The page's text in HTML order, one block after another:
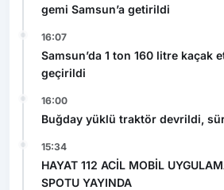
gemi Samsun’a getirildi
16:07
Samsun’da 1 ton 160 litre kaçak
geçirildi
16:00
Buğday yüklü traktör devrildi,
15:34
HAYAT 112 ACİL MOBİL
SPOTU YAYINDA